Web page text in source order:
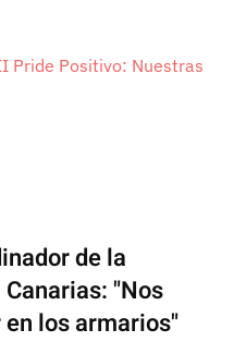
Pride Positivo: Nuestras
de la
"Nos
los armarios"